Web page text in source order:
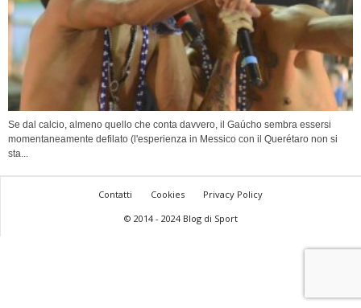
Se dal calcio, almeno quello che conta davvero, il Gaúcho sembra essersi
momentaneamente defilato (l'esperienza in Messico con il Querétaro non si
sta...
Contatti Cookies
Privacy Policy
© 2014 - 2024 Blog di Sport